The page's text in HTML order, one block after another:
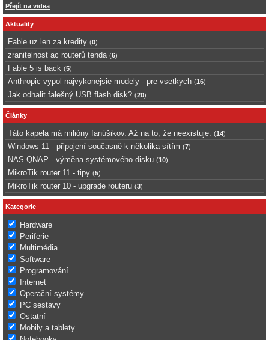
Přejít na videa
Aktuality
Fable uz len za kredity (0)
zranitelnost ac routerů tenda (6)
Fable 5 is back (5)
Anthropic vypol najvykonejsie modely - pre vsetkych (16)
Jak odhalit falešný USB flash disk? (20)
Články
Táto kapela má milióny fanúšikov. Až na to, že neexistuje. (14)
Windows 11 - připojení současně k několika sítím (7)
NAS QNAP - výměna systémového disku (10)
MikroTik router 11 - tipy (5)
MikroTik router 10 - upgrade routeru (3)
Kategorie
Hardware
Periferie
Multimédia
Software
Programování
Internet
Operační systémy
PC sestavy
Ostatní
Mobily a tablety